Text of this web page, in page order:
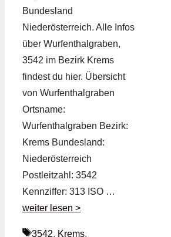
Bundesland
Niederösterreich. Alle Infos
über Wurfenthalgraben,
3542 im Bezirk Krems
findest du hier. Übersicht
von Wurfenthalgraben
Ortsname:
Wurfenthalgraben Bezirk:
Krems Bundesland:
Niederösterreich
Postleitzahl: 3542
Kennziffer: 313 ISO …
weiter lesen >
Schlagwörter
3542, Krems,